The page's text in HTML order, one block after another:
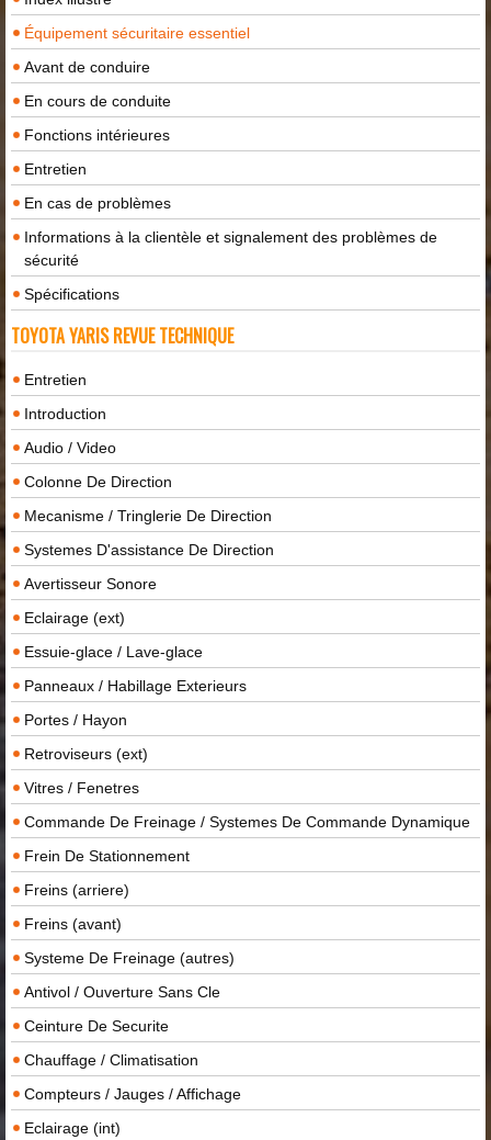
Équipement sécuritaire essentiel
Avant de conduire
En cours de conduite
Fonctions intérieures
Entretien
En cas de problèmes
Informations à la clientèle et signalement des problèmes de
sécurité
Spécifications
TOYOTA YARIS REVUE TECHNIQUE
Entretien
Introduction
Audio / Video
Colonne De Direction
Mecanisme / Tringlerie De Direction
Systemes D'assistance De Direction
Avertisseur Sonore
Eclairage (ext)
Essuie-glace / Lave-glace
Panneaux / Habillage Exterieurs
Portes / Hayon
Retroviseurs (ext)
Vitres / Fenetres
Commande De Freinage / Systemes De Commande Dynamique
Frein De Stationnement
Freins (arriere)
Freins (avant)
Systeme De Freinage (autres)
Antivol / Ouverture Sans Cle
Ceinture De Securite
Chauffage / Climatisation
Compteurs / Jauges / Affichage
Eclairage (int)